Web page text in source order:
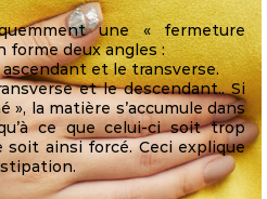
une « fermeture
forme deux angles :
et le transverse.
et le descendant.. Si
», la matière s’accumule dans
ce que celui-ci soit trop
soit ainsi forcé. Ceci explique